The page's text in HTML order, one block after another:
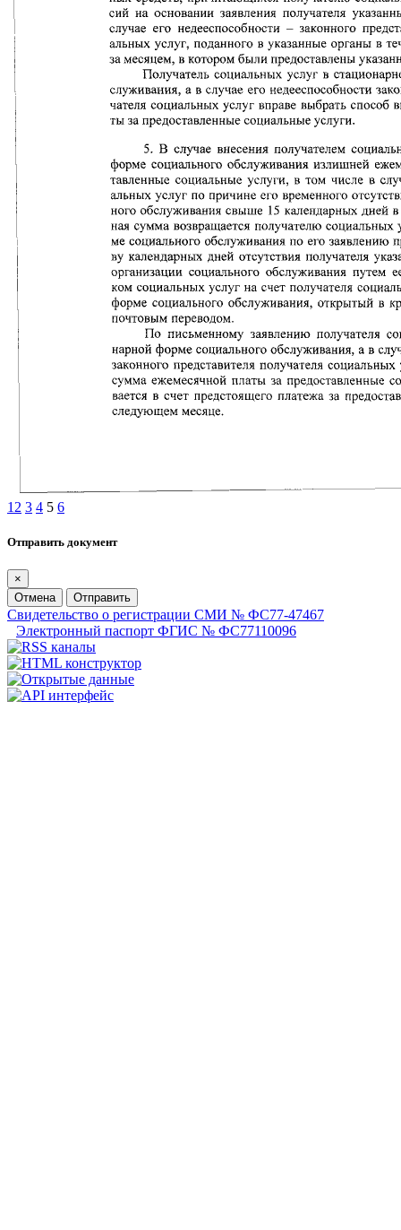
1 2 3 4 5 6
Отправить документ
×
Отмена
Отправить
Свидетельство о регистрации СМИ № ФС77-47467
Электронный паспорт ФГИС № ФС77110096